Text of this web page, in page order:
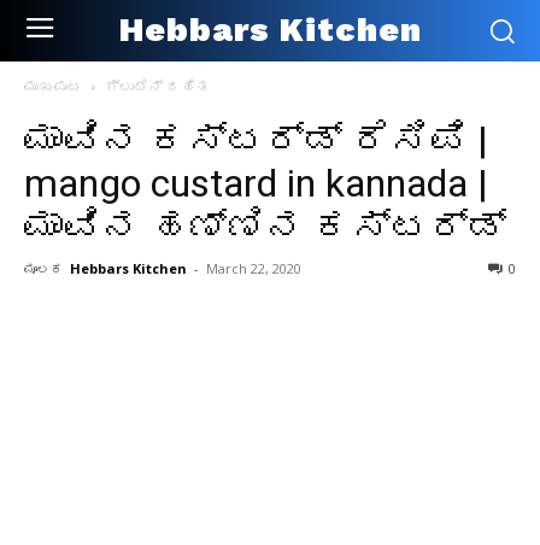
Hebbars Kitchen
ಮುಖಪುಟ ಗ್ಲುಟೆನ್ ರಹಿತ
ಮಾವಿನ ಕಸ್ಟರ್ಡ್ ರೆಸಿಪಿ |
mango custard in kannada |
ಮಾವಿನ ಹಣ್ಣಿನ ಕಸ್ಟರ್ಡ್
ಮೂಲಕ Hebbars Kitchen - March 22, 2020 0